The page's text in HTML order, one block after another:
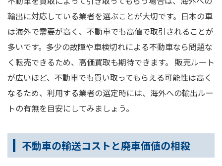
輸出に対応している業者を選ぶことが大切です。日本の車
は海外で需要が高く、不動車でも高値で取引されることが
多いです。多少の故障や車検切れによる不動車なら問題な
く転売できるため、高価買取も期待できます。 販売ルート
が広いほど、不動車でも買い取ってもらえる可能性は高く
なるため、利用する業者の選定時には、海外への輸出ルー
トの有無を目安にしてみましょう。
不動車の輸送コストと廃車価値の相殺